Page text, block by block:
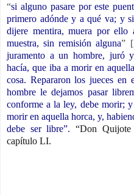
“si alguno pasare por este
primero adónde y a qué va; y
dijere mentira, muera por
muestra, sin remisión alguna”
juramento a un hombre, juró
hacía, que iba a morir en
cosa. Repararon los jueces
hombre le dejamos pasar
conforme a la ley, debe morir;
morir en aquella horca, y,
debe ser libre”. “Don Quijote
capítulo LI.